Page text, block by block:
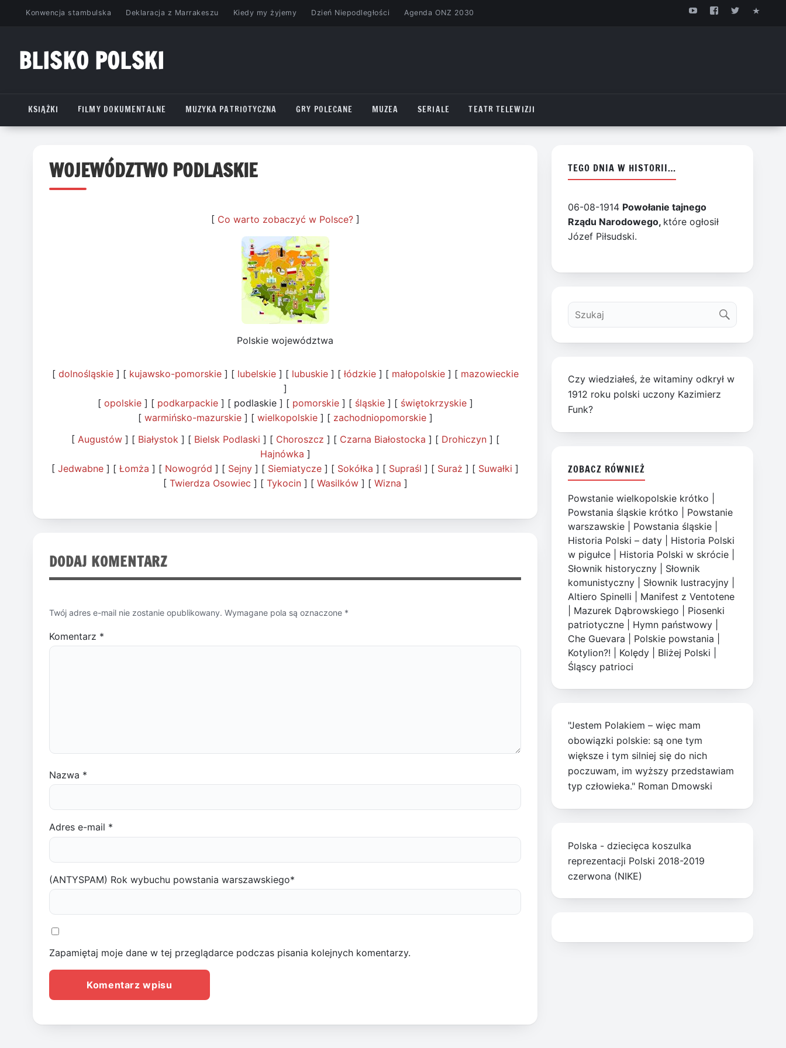
PrzejdźKonwencja stambulska Deklaracja z Marrakeszu Kiedy my żyjemy Dzień Niepodległości Agenda ONZ 2030
BLISKO POLSKI
KSIĄŻKI
FILMY DOKUMENTALNE MUZYKA PATRIOTYCZNA GRY POLECANE MUZEA SERIALE TEATR TELEWIZJI
WOJEWÓDZTWO PODLASKIE
[ Co warto zobaczyć w Polsce?]
Polskie województwa
[ dolnośląskie] [ kujawsko-pomorskie] [ lubelskie] [ lubuskie] [ łódzkie] [ małopolskie] [ mazowieckie
]
[ opolskie] [ podkarpackie] [ podlaskie ] [ pomorskie] [ śląskie] [ świętokrzyskie]
[ warmińsko-mazurskie] [ wielkopolskie] [ zachodniopomorskie]
[ Augustów] [ Białystok ] [ Bielsk Podlaski ] [ Choroszcz ] [ Czarna Białostocka ] [ Drohiczyn] [
Hajnówka ]
[Jedwabne ] [Łomża ] [ Nowogród ] [ Sejny ] [ Siemiatycze ] [ Sokółka ] [ Supraśl ] [ Suraż ] [ Suwałki ]
[ Twierdza Osowiec ] [ Tykocin] [ Wasilków] [ Wizna ]
DODAJ KOMENTARZ
Twój adres e-mail nie zostanie opublikowany. Wymagane pola są oznaczone *
Komentarz *
Nazwa *
Adres e-mail *
(ANTYSPAM) Rok wybuchu powstania warszawskiego*
Zapamiętaj moje dane w tej przeglądarce podczas pisania kolejnych komentarzy.
TEGO DNIA W HISTORII…
06-08-1914 Powołanie tajnego
Rządu Narodowego, które ogłosił
Józef Piłsudski.
Czy wiedziałeś, że witaminy odkrył w
1912 roku polski uczony Kazimierz
Funk?
ZOBACZ RÓWNIEŻ
Powstanie wielkopolskie krótko
Powstania śląskie krótko
Powstanie
warszawskie
Powstania śląskie
Historia Polski – daty
Historia Polski
w pigułce
Historia Polski w skrócie
Słownik historyczny
Słownik
komunistyczny
Słownik lustracyjny
Altiero Spinelli
Manifest z Ventotene
Mazurek Dąbrowskiego
Piosenki
patriotyczne
Hymn państwowy
Che Guevara
Polskie powstania
Kotylion?!
Kolędy Bliżej Polski
Śląscy patrioci
"Jestem Polakiem – więc mam
obowiązki polskie: są one tym
większe i tym silniej się do nich
poczuwam, im wyższy przedstawiam
typ człowieka." Roman Dmowski
Polska - dziecięca koszulka
reprezentacji Polski 2018-2019
czerwona (NIKE)